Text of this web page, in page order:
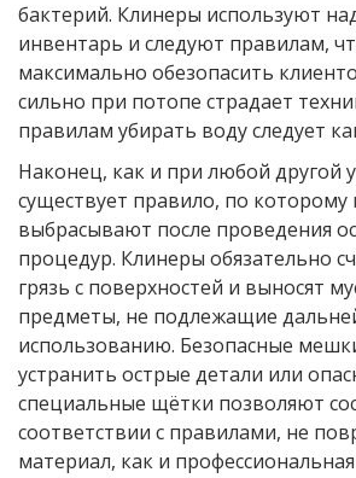
бактерий. Клинеры используют
инвентарь и следуют правилам,
максимально обезопасить
сильно при потопе страдает
правилам убирать воду следует
Наконец, как и при любой другой
существует правило, по которому
выбрасывают после проведения
процедур. Клинеры обязательно
грязь с поверхностей и выносят
предметы, не подлежащие
использованию. Безопасные
устранить острые детали или
специальные щётки позволяют
соответствии с правилами, не
материал, как и